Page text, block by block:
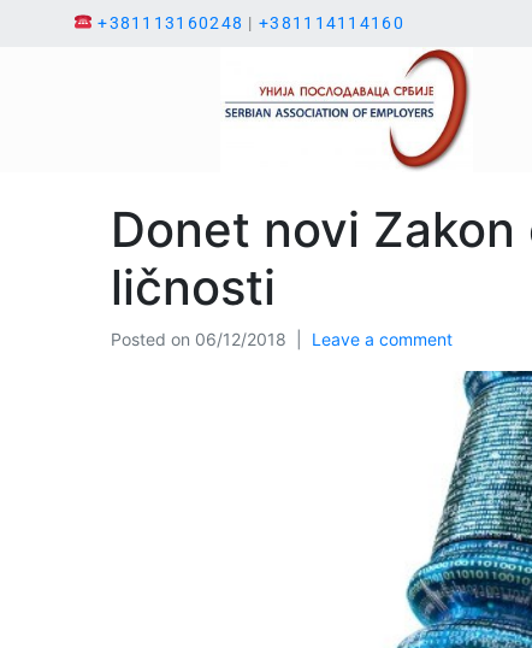
+381113160248 |+381114114160
Donet novi
ličnosti
Posted on 06/12/2018 Leave a comment